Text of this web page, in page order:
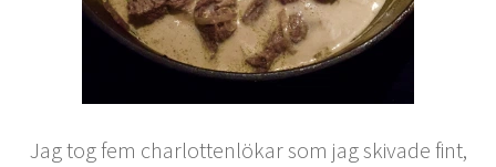
Jag tog fem charlottenlökar som jag skivade fint,